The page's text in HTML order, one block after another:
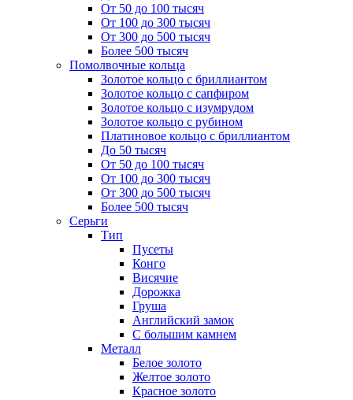
От 50 до 100 тысяч
От 100 до 300 тысяч
От 300 до 500 тысяч
Более 500 тысяч
Помолвочные кольца
Золотое кольцо с бриллиантом
Золотое кольцо с сапфиром
Золотое кольцо с изумрудом
Золотое кольцо с рубином
Платиновое кольцо с бриллиантом
До 50 тысяч
От 50 до 100 тысяч
От 100 до 300 тысяч
От 300 до 500 тысяч
Более 500 тысяч
Серьги
Тип
Пусеты
Конго
Висячие
Дорожка
Груша
Английский замок
С большим камнем
Металл
Белое золото
Желтое золото
Красное золото